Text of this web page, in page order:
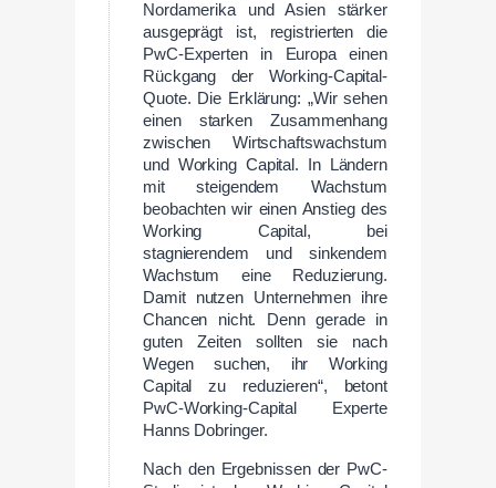
Nordamerika und Asien stärker
ausgeprägt ist, registrierten die
PwC-Experten in Europa einen
Rückgang der Working-Capital-
Quote. Die Erklärung: „Wir sehen
einen starken Zusammenhang
zwischen Wirtschaftswachstum
und Working Capital. In Ländern
mit steigendem Wachstum
beobachten wir einen Anstieg des
Working Capital, bei
stagnierendem und sinkendem
Wachstum eine Reduzierung.
Damit nutzen Unternehmen ihre
Chancen nicht. Denn gerade in
guten Zeiten sollten sie nach
Wegen suchen, ihr Working
Capital zu reduzieren“, betont
PwC-Working-Capital Experte
Hanns Dobringer.
Nach den Ergebnissen der PwC-